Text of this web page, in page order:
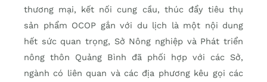
thương mại, kết nối cung cầu, thúc đẩy tiêu thụ
sản phẩm OCOP gắn với du lịch là một nội dung
hết sức quan trọng, Sở Nông nghiệp và Phát triển
nông thôn Quảng Bình đã phối hợp với các Sở,
ngành có liên quan và các địa phương kêu gọi các